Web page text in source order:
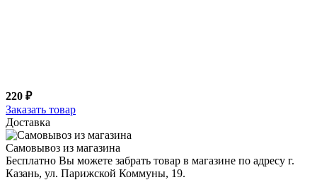
220 ₽
Заказать товар
Доставка
Самовывоз из магазина
Бесплатно Вы можете забрать товар в магазине по адресу г.
Казань, ул. Парижской Коммуны, 19.